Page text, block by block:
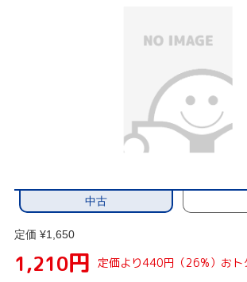
中古
定価 ¥1,650
1,210円 定価より440円（26%）おト